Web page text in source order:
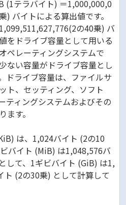
(1テラバイト) ＝1,000,000,0
) バイトによる算出値です。
の40乗) バ
をドライブ容量として用いる
ペレーティングシステムで
ない容量がドライブ容量とし
ドライブ容量は、ファイルサ
ト、セッティング、ソフト
ティングシステムおよびその
ます。
は、1,024バイト (2の10
バイト (MiB) は1,048,576バ
して、1ギビバイト (GiB) は1,
ト (2の30乗) として計算して